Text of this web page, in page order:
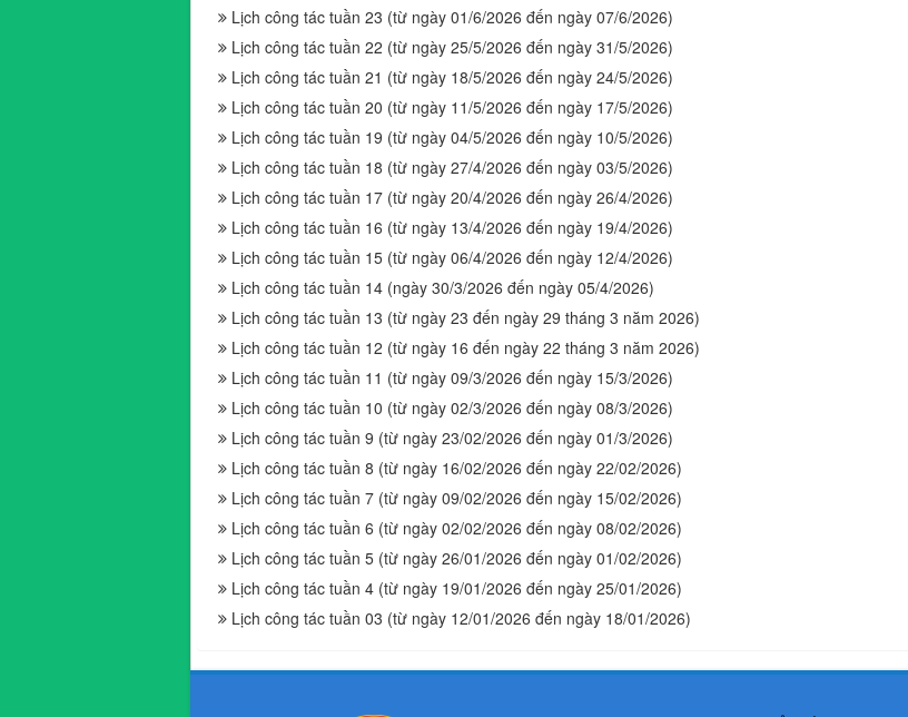
Lịch công tác tuần 23 (từ ngày 01/6/2026 đến ngày 07/6/2026)
Lịch công tác tuần 22 (từ ngày 25/5/2026 đến ngày 31/5/2026)
Lịch công tác tuần 21 (từ ngày 18/5/2026 đến ngày 24/5/2026)
Lịch công tác tuần 20 (từ ngày 11/5/2026 đến ngày 17/5/2026)
Lịch công tác tuần 19 (từ ngày 04/5/2026 đến ngày 10/5/2026)
Lịch công tác tuần 18 (từ ngày 27/4/2026 đến ngày 03/5/2026)
Lịch công tác tuần 17 (từ ngày 20/4/2026 đến ngày 26/4/2026)
Lịch công tác tuần 16 (từ ngày 13/4/2026 đến ngày 19/4/2026)
Lịch công tác tuần 15 (từ ngày 06/4/2026 đến ngày 12/4/2026)
Lịch công tác tuần 14 (ngày 30/3/2026 đến ngày 05/4/2026)
Lịch công tác tuần 13 (từ ngày 23 đến ngày 29 tháng 3 năm 2026)
Lịch công tác tuần 12 (từ ngày 16 đến ngày 22 tháng 3 năm 2026)
Lịch công tác tuần 11 (từ ngày 09/3/2026 đến ngày 15/3/2026)
Lịch công tác tuần 10 (từ ngày 02/3/2026 đến ngày 08/3/2026)
Lịch công tác tuần 9 (từ ngày 23/02/2026 đến ngày 01/3/2026)
Lịch công tác tuần 8 (từ ngày 16/02/2026 đến ngày 22/02/2026)
Lịch công tác tuần 7 (từ ngày 09/02/2026 đến ngày 15/02/2026)
Lịch công tác tuần 6 (từ ngày 02/02/2026 đến ngày 08/02/2026)
Lịch công tác tuần 5 (từ ngày 26/01/2026 đến ngày 01/02/2026)
Lịch công tác tuần 4 (từ ngày 19/01/2026 đến ngày 25/01/2026)
Lịch công tác tuần 03 (từ ngày 12/01/2026 đến ngày 18/01/2026)